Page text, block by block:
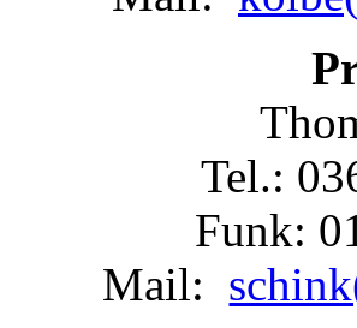
Tel.:
Funk:
Mail: